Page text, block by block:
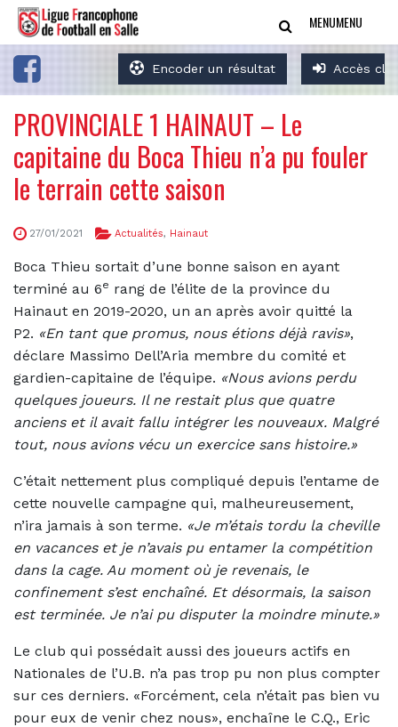
Encoder un résultat Accès
MENUMENU
PROVINCIALE 1 HAINAUT – Le
capitaine du Boca Thieu n’a pu fouler
le terrain cette saison
27/01/2021 Actualités, Hainaut
Boca Thieu sortait d’une bonne saison en ayant
terminé au 6e rang de l’élite de la province du
Hainaut en 2019-2020, un an après avoir quitté la
P2. «En tant que promus, nous étions déjà ravis»,
déclare Massimo Dell’Aria membre du comité et
gardien-capitaine de l’équipe. «Nous avions perdu
quelques joueurs. Il ne restait plus que quatre
anciens et il avait fallu intégrer les nouveaux. Malgré
tout, nous avions vécu un exercice sans histoire.»
C’était nettement plus compliqué depuis l’entame de
cette nouvelle campagne qui, malheureusement,
n’ira jamais à son terme. «Je m’étais tordu la cheville
en vacances et je n’avais pu entamer la compétition
dans la cage. Au moment où je revenais, le
confinement s’est enchaîné. Et désormais, la saison
est terminée. Je n’ai pu disputer la moindre minute.»
Le club qui possédait aussi des joueurs actifs en
Nationales de l’U.B. n’a pas trop pu non plus compter
sur ces derniers. «Forcément, cela n’était pas bien vu
pour eux de venir chez nous», enchaîne le C.Q., Eric